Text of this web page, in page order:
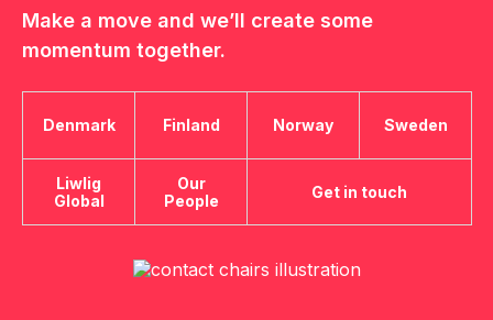
Make a move and we’ll create some
momentum together.
Denmark Finland Norway Sweden
Liwlig
Global
Our
People
Get in touch